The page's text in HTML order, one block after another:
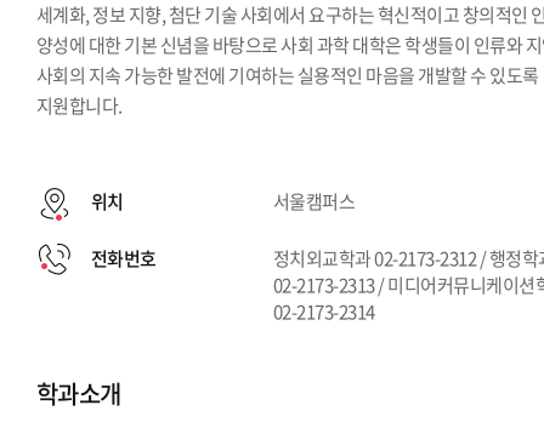
세계화, 정보 지향, 첨단 기술 사회에서 요구하는 혁신적이고 창의적인
양성에 대한 기본 신념을 바탕으로 사회 과학 대학은 학생들이 인류와
사회의 지속 가능한 발전에 기여하는 실용적인 마음을 개발할 수 있도록
지원합니다.
위치 서울캠퍼스
전화번호
정치외교학과 02-2173-2312 / 행정학
02-2173-2313 / 미디어커뮤니케이션
02-2173-2314
학과소개